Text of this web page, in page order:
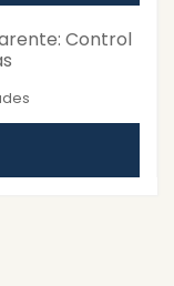
Control